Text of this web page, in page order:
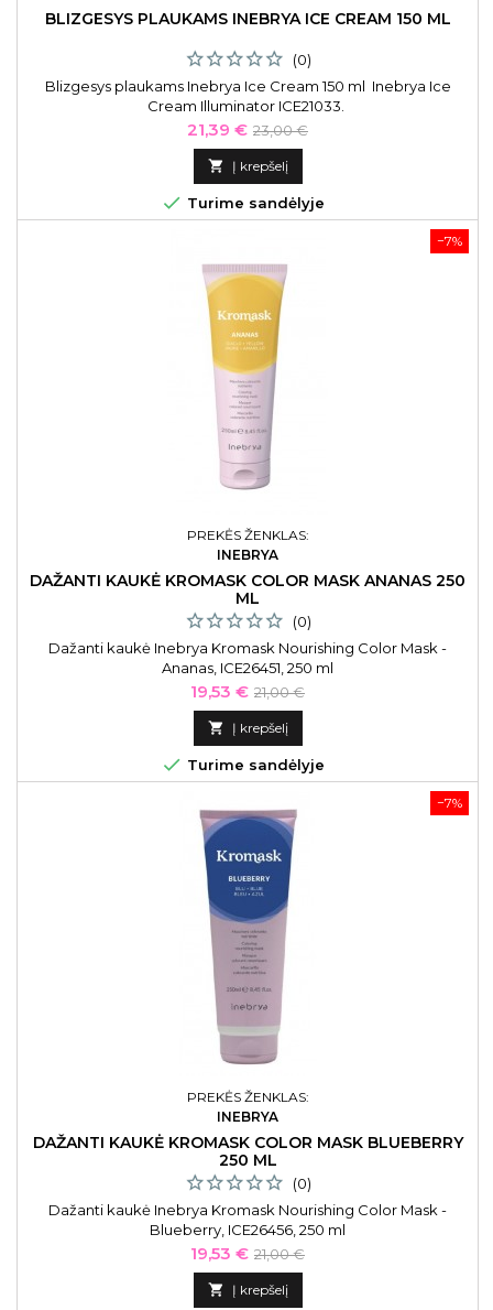
BLIZGESYS PLAUKAMS INEBRYA ICE CREAM 150 ML
(0)
Blizgesys plaukams Inebrya Ice Cream 150 ml Inebrya Ice
Cream Illuminator ICE21033.
Kaina
21,39 € Bazinė
kaina
23,00 €
 Į krepšelį
 Turime sandėlyje
−7%
PREKĖS ŽENKLAS:
INEBRYA
DAŽANTI KAUKĖ KROMASK COLOR MASK ANANAS 250
ML
(0)
Dažanti kaukė Inebrya Kromask Nourishing Color Mask -
Ananas, ICE26451, 250 ml
Kaina
19,53 € Bazinė
kaina
21,00 €
 Į krepšelį
 Turime sandėlyje
−7%
PREKĖS ŽENKLAS:
INEBRYA
DAŽANTI KAUKĖ KROMASK COLOR MASK BLUEBERRY
250 ML
(0)
Dažanti kaukė Inebrya Kromask Nourishing Color Mask -
Blueberry, ICE26456, 250 ml
Kaina
19,53 € Bazinė
kaina
21,00 €
 Į krepšelį